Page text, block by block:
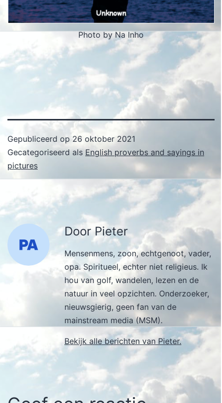
Photo by Na Inho
Gepubliceerd op 26 oktober 2021
Gecategoriseerd als English proverbs and sayings in
pictures
Door Pieter
Mensenmens, zoon, echtgenoot, vader,
opa. Spiritueel, echter niet religieus. Ik
hou van golf, wandelen, lezen en de
natuur in veel opzichten. Onderzoeker,
nieuwsgierig, geen fan van de
mainstream media (MSM).
Bekijk alle berichten van Pieter.